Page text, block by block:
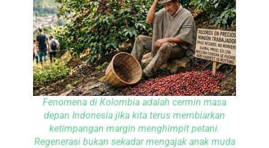
Fenomena di Kolombia adalah cermin masa
depan Indonesia jika kita terus membiarkan
ketimpangan margin menghimpit petani.
Regenerasi bukan sekadar mengajak anak muda